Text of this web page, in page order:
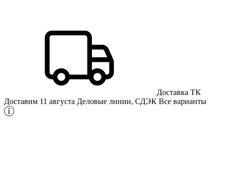
Доставка ТК
Доставим 11 августа Деловые линии, СДЭК Все варианты